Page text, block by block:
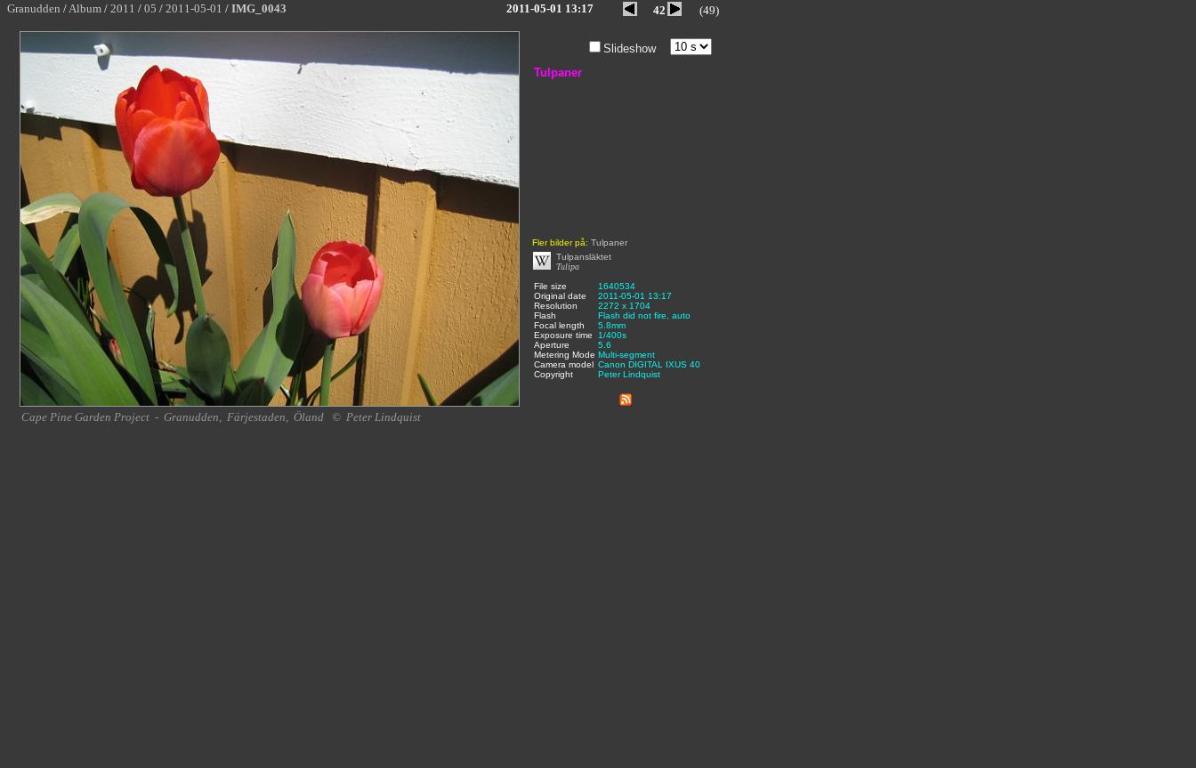
Granudden /Album / 2011 / 05 / 2011-05-01 / IMG_0043 2011-05-01 13:17 42 (49)
Slideshow
Tulpaner
Fler bilder på: Tulpaner
Tulpansläktet
Tulipa
File size
1640534
Original date
2011-05-01 13:17
Resolution
2272 x 1704
Flash
Flash did not fire, auto
Focal length
5.8mm
Exposure time
1/400s
Aperture
5.6
Metering Mode Multi-segment
Camera model Canon DIGITAL IXUS 40
Copyright
Peter Lindquist
Cape Pine Garden Project - Granudden, Färjestaden, Öland © Peter Lindquist